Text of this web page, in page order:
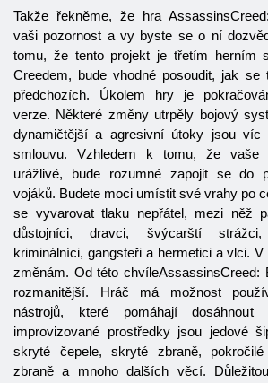
Takže řekněme, že hra
vaši pozornost a vy byste se o ní
tomu, že tento projekt je třetím herním
Creedem, bude vhodné posoudit, jak se
předchozích. Úkolem hry je
verze. Některé změny utrpěly bojový
dynamičtější a agresivní útoky jsou víc
smlouvu. Vzhledem k tomu, že vaše
urážlivé, bude rozumné zapojit se do
vojáků. Budete moci umístit své vrahy po
se vyvarovat tlaku nepřátel, mezi něž
důstojníci, dravci, švýcarští
kriminálníci, gangsteři a hermetici a vlci.
změnám. Od této chvíleAssassinsCreed:
rozmanitější. Hráč má možnost
nástrojů, které pomáhají
improvizované prostředky jsou jedové
skryté čepele, skryté zbraně, pokročilé
zbraně a mnoho dalších věcí.